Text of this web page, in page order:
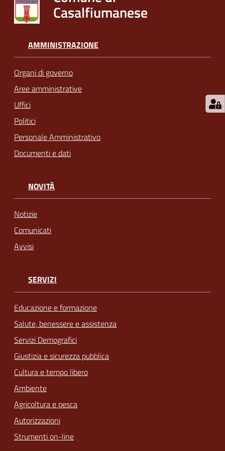
Casalfiumanese
AMMINISTRAZIONE
Organi di governo
Aree amministrative
Uffici
Politici
Personale Amministrativo
Documenti e dati
NOVITÀ
Notizie
Comunicati
Avvisi
SERVIZI
Educazione e formazione
Salute, benessere e assistenza
Servizi Demografici
Giustizia e sicurezza pubblica
Cultura e tempo libero
Ambiente
Agricoltura e pesca
Autorizzazioni
Strumenti on-line